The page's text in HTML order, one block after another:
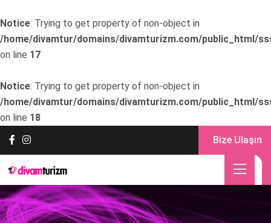
Notice: Trying to get property of non-object in
/home/divamtur/domains/divamturizm.com/public_html/
on line 17
Notice: Trying to get property of non-object in
/home/divamtur/domains/divamturizm.com/public_html/
on line 18
Bize Ulaşın